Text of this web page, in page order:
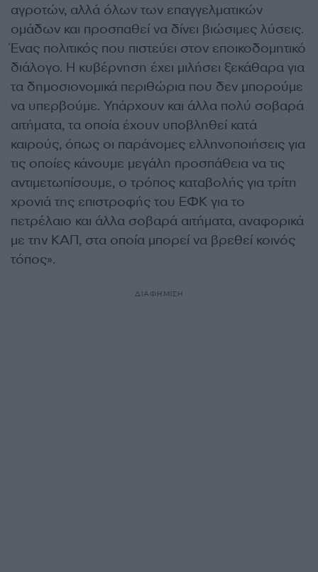
αγροτών, αλλά όλων των επαγγελματικών
ομάδων και προσπαθεί να δίνει βιώσιμες λύσεις.
Ένας πολιτικός που πιστεύει στον εποικοδομητικό
διάλογο. Η κυβέρνηση έχει μιλήσει ξεκάθαρα για
τα δημοσιονομικά περιθώρια που δεν μπορούμε
να υπερβούμε. Υπάρχουν και άλλα πολύ σοβαρά
αιτήματα, τα οποία έχουν υποβληθεί κατά
καιρούς, όπως οι παράνομες ελληνοποιήσεις για
τις οποίες κάνουμε μεγάλη προσπάθεια να τις
αντιμετωπίσουμε, ο τρόπος καταβολής για τρίτη
χρονιά της επιστροφής του ΕΦΚ για το
πετρέλαιο και άλλα σοβαρά αιτήματα, αναφορικά
με την ΚΑΠ, στα οποία μπορεί να βρεθεί κοινός
τόπος».
ΔΙΑΦΗΜΙΣΗ